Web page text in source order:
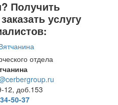
Получить
услугу
отдела
12, доб.153
50-37